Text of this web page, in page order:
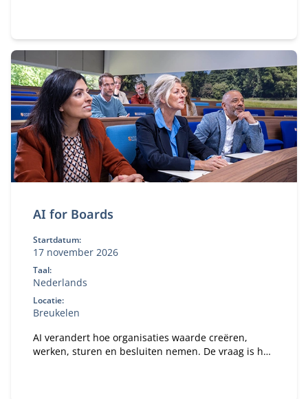
onze community?
AI for Boards
Startdatum:
17 november 2026
Taal:
Nederlands
Locatie:
Breukelen
AI verandert hoe organisaties waarde creëren,
werken, sturen en besluiten nemen. De vraag is hoe